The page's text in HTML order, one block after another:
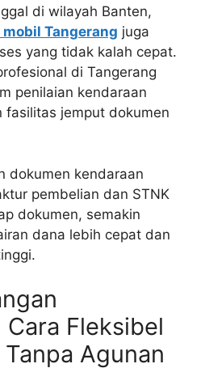
di wilayah Banten,
mobil Tangerang juga
yang tidak kalah cepat.
di Tangerang
penilaian kendaraan
fasilitas jemput dokumen
dokumen kendaraan
pembelian dan STNK
dokumen, semakin
dana lebih cepat dan
Cara Fleksibel
Agunan